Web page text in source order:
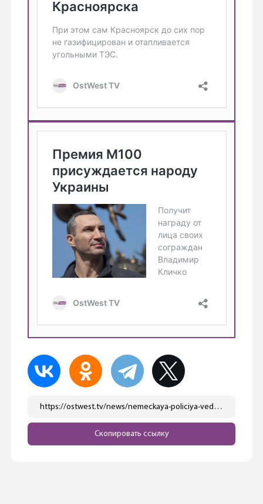
https://ostwest.tv/news/nemeckaya-policiya-vedet-rassledovanie-v-otnoshenii-rossiyanki-iz-video-chej-herson/
Скопировать ссылку